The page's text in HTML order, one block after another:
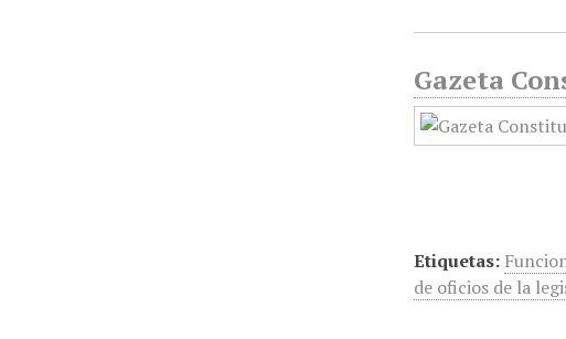
Gazeta
Etiquetas:
de oficios de la